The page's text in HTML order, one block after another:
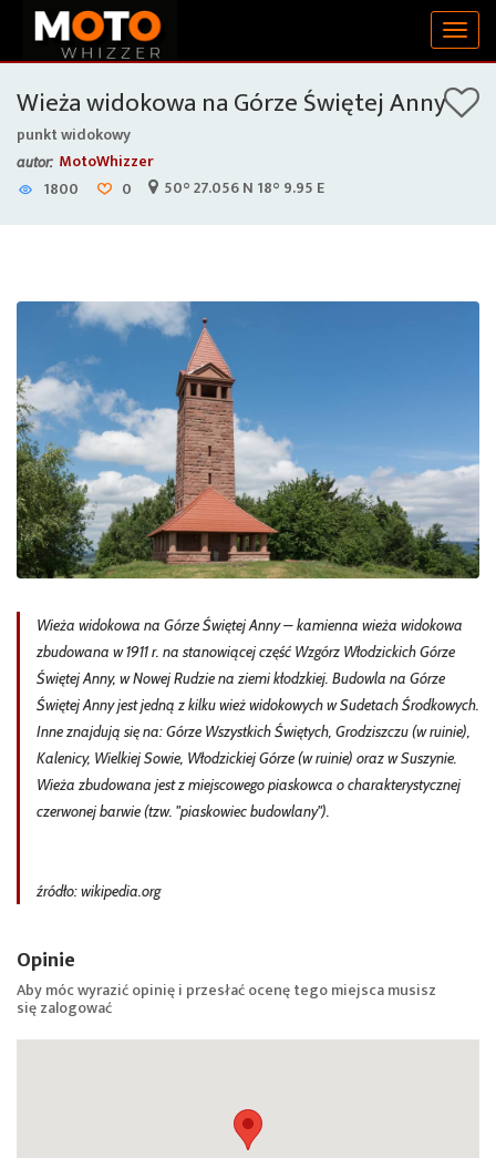
Wieża widokowa na Górze Świętej Anny
punkt widokowy
autor: MotoWhizzer
1800
0 50° 27.056 N 18° 9.95 E
Wieża widokowa na Górze Świętej Anny – kamienna wieża widokowa
zbudowana w 1911 r. na stanowiącej część Wzgórz Włodzickich Górze
Świętej Anny, w Nowej Rudzie na ziemi kłodzkiej. Budowla na Górze
Świętej Anny jest jedną z kilku wież widokowych w Sudetach Środkowych.
Inne znajdują się na: Górze Wszystkich Świętych, Grodziszczu (w ruinie),
Kalenicy, Wielkiej Sowie, Włodzickiej Górze (w ruinie) oraz w Suszynie.
Wieża zbudowana jest z miejscowego piaskowca o charakterystycznej
czerwonej barwie (tzw. "piaskowiec budowlany").
źródło: wikipedia.org
Opinie
Aby móc wyrazić opinię i przesłać ocenę tego miejsca musisz
sięzalogować